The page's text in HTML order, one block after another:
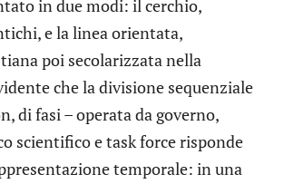
in due modi: il cerchio,
e la linea orientata,
poi secolarizzata nella
che la divisione sequenziale
di fasi – operata da governo,
scientifico e task force risponde
temporale: in una